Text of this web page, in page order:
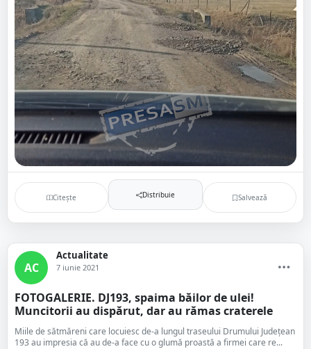
Citește Distribuie Salvează
AC
Actualitate
7 iunie 2021
FOTOGALERIE. DJ193, spaima băilor de ulei!
Muncitorii au dispărut, dar au rămas craterele
Miile de sătmăreni care locuiesc de-a lungul traseului Drumului Județean
193 au impresia că au de-a face cu o glumă proastă a firmei care re...